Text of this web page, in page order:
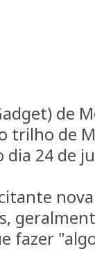
de
trilho de
dia 24 de
fazer